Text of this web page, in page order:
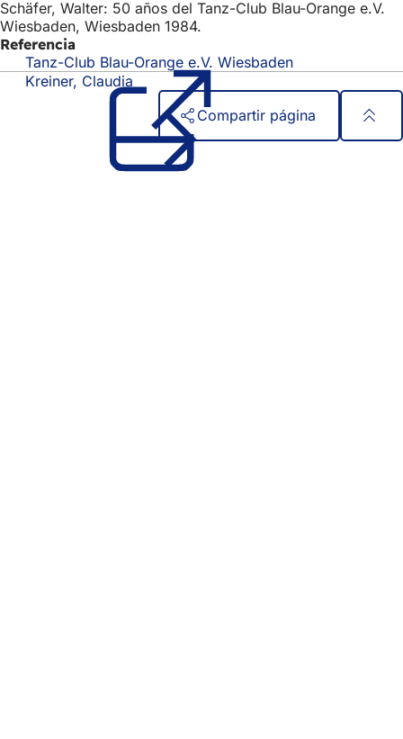
Schäfer, Walter: 50 años del Tanz-Club Blau-Orange e.V.
Wiesbaden, Wiesbaden 1984.
Referencia
Tanz-Club Blau-Orange e.V. Wiesbaden
en
una
Kreiner, Claudia
Compartir página